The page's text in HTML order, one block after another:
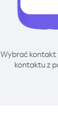
Wybrać kontakt
kontaktu z